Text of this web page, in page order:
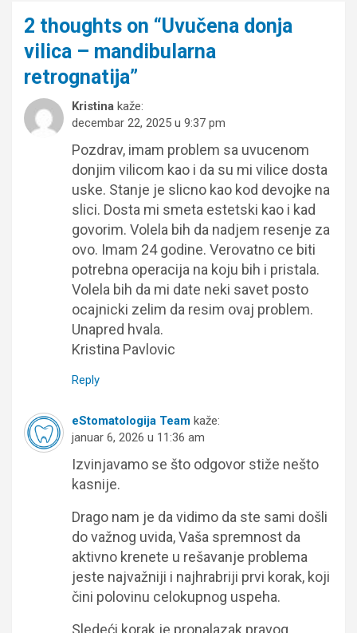
2 thoughts on “Uvučena donja
vilica – mandibularna
retrognatija”
Kristina kaže:
decembar 22, 2025 u 9:37 pm
Pozdrav, imam problem sa uvucenom
donjim vilicom kao i da su mi vilice dosta
uske. Stanje je slicno kao kod devojke na
slici. Dosta mi smeta estetski kao i kad
govorim. Volela bih da nadjem resenje za
ovo. Imam 24 godine. Verovatno ce biti
potrebna operacija na koju bih i pristala.
Volela bih da mi date neki savet posto
ocajnicki zelim da resim ovaj problem.
Unapred hvala.
Kristina Pavlovic
Reply
eStomatologija Team kaže:
januar 6, 2026 u 11:36 am
Izvinjavamo se što odgovor stiže nešto
kasnije.
Drago nam je da vidimo da ste sami došli
do važnog uvida, Vaša spremnost da
aktivno krenete u rešavanje problema
jeste najvažniji i najhrabriji prvi korak, koji
čini polovinu celokupnog uspeha.